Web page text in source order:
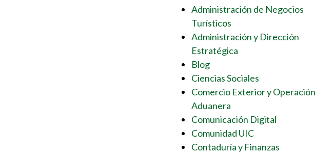
Administración de Negocios
Turísticos
Administración y Dirección
Estratégica
Blog
Ciencias Sociales
Comercio Exterior y Operación
Aduanera
Comunicación Digital
Comunidad UIC
Contaduría y Finanzas